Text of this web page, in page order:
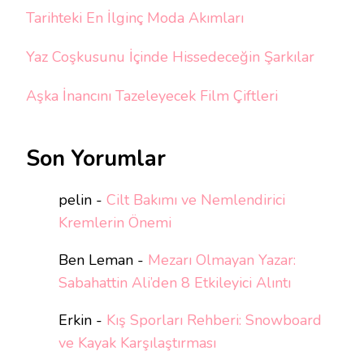
Tarihteki En İlginç Moda Akımları
Yaz Coşkusunu İçinde Hissedeceğin Şarkılar
Aşka İnancını Tazeleyecek Film Çiftleri
Son Yorumlar
pelin - Cilt Bakımı ve Nemlendirici
Kremlerin Önemi
Ben Leman - Mezarı Olmayan Yazar:
Sabahattin Ali’den 8 Etkileyici Alıntı
Erkin - Kış Sporları Rehberi: Snowboard
ve Kayak Karşılaştırması